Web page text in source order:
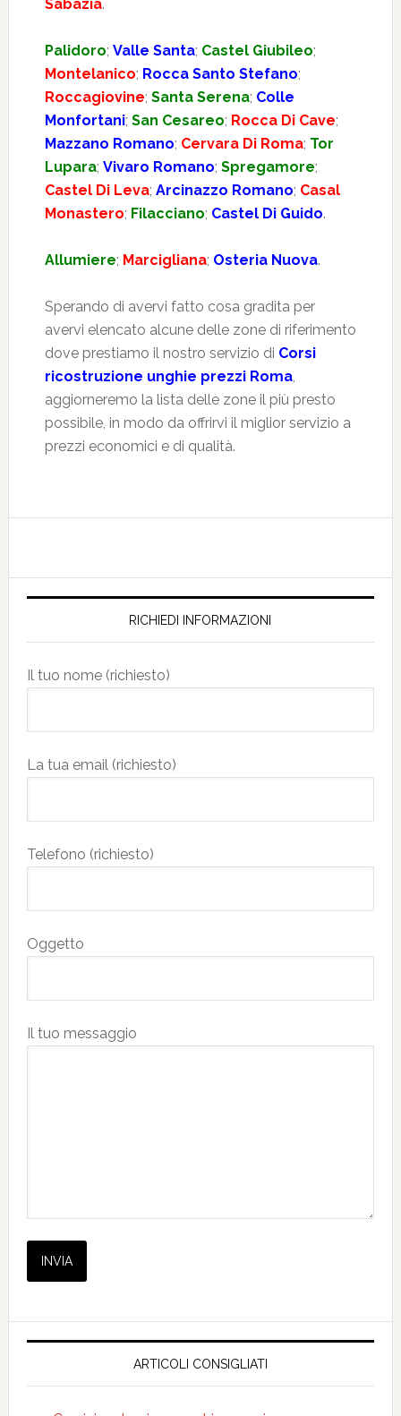
Sabazia.
Palidoro; Valle Santa; Castel Giubileo;
Montelanico; Rocca Santo Stefano;
Roccagiovine; Santa Serena; Colle
Monfortani; San Cesareo; Rocca Di Cave;
Mazzano Romano; Cervara Di Roma; Tor
Lupara; Vivaro Romano; Spregamore;
Castel Di Leva; Arcinazzo Romano; Casal
Monastero; Filacciano; Castel Di Guido.
Allumiere; Marcigliana; Osteria Nuova.
Sperando di avervi fatto cosa gradita per
avervi elencato alcune delle zone di riferimento
dove prestiamo il nostro servizio di Corsi
ricostruzione unghie prezzi Roma,
aggiorneremo la lista delle zone il più presto
possibile, in modo da offrirvi il miglior servizio a
prezzi economici e di qualità.
RICHIEDI INFORMAZIONI
Il tuo nome (richiesto)
La tua email (richiesto)
Telefono (richiesto)
Oggetto
Il tuo messaggio
ARTICOLI CONSIGLIATI